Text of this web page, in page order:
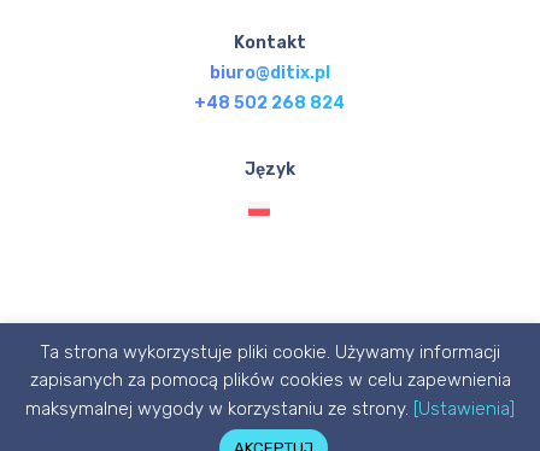
Kontakt
biuro@ditix.pl
+48 502 268 824
Język
© Ditix.pl 2020 designed with 💙 by P1X3L STUDIO
Ta strona wykorzystuje pliki cookie. Używamy informacji
zapisanych za pomocą plików cookies w celu zapewnienia
maksymalnej wygody w korzystaniu ze strony. [Ustawienia]